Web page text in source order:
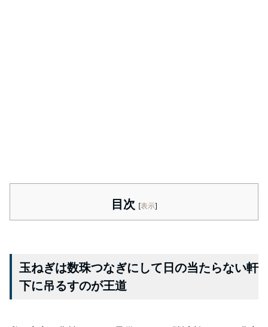
目次 [表示]
玉ねぎは数珠つなぎにして日の当たらない軒
下に吊るすのが王道